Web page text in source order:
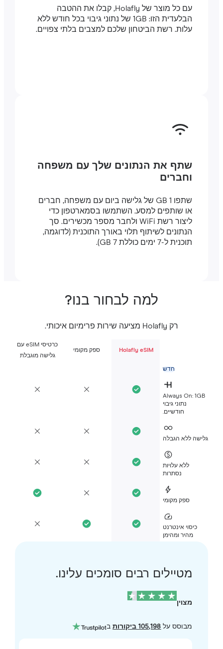
עם כל מוצר של Holafly, קבלו את ההטבה
הבלעדית הזו: 1GB של נתוני גיבוי בכל חודש ללא
עלות. רשת הביטחון שלכם למצבים בלתי צפויים.
שתף את הנתונים שלך עם משפחה
וחברים
שתפו 1 GB של גלישה ביום עם משפחה, חברים
או שותפים למסע. השתמשו בסמארטפון כדי
ליצור רשת WiFi ולחבר מספר מכשירים. סך
הנתונים לשיתוף תלוי באורך התוכנית (לדוגמה,
תוכנית ל-7 ימים כוללת 7 GB).
למה לבחור בנו?
Holafly eSIM ספק מקומי
כרטיסי eSIM עם
גלישה מוגבלת
Always On:
נתוני גיבוי
חודשיים.
ללא הגבלה
ללא עלויות
ספק מקומי
כיסוי אינטרנט
מהיר ומהימן
מטיילים רבים סומכים עלינו.
מבוסס על105,198 ביקורות ב